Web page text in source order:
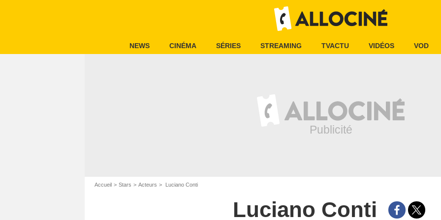
NEWS CINÉMA SÉRIES STREAMING TVACTU VIDÉOS VOD
Accueil Stars Acteurs Luciano Conti
Luciano Conti